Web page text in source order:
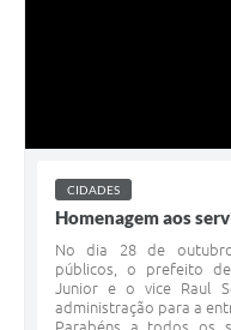
CIDADES
Homenagem aos
No dia 28 de
públicos, o prefeito de
Junior e o vice Raul
administração para a
Parabéns a todos os